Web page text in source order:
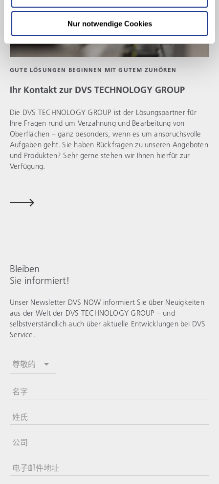
Nur notwendige Cookies
GUTE LÖSUNGEN BEGINNEN MIT GUTEM ZUHÖREN
Ihr Kontakt zur DVS TECHNOLOGY GROUP
Die DVS TECHNOLOGY GROUP ist der Lösungspartner für
Ihre Fragen rund um Verzahnung und Bearbeitung von
Oberflächen – ganz besonders, wenn es um anspruchsvolle
Aufgaben geht. Sie haben Rückfragen zu unseren Angeboten
und Produkten? Sehr gerne stehen wir Ihnen hierfür zur
Verfügung.
Bleiben
Sie informiert!
Unser Newsletter DVS NOW informiert Sie über Neuigkeiten
aus der Welt der DVS TECHNOLOGY GROUP – und
selbstverständlich auch über aktuelle Entwicklungen bei DVS
Service.
尊敬的
名字
姓氏
公司
电子邮件地址